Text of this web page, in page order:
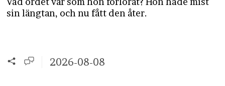
sin längtan, och nu fått den åter.
2026-08-08